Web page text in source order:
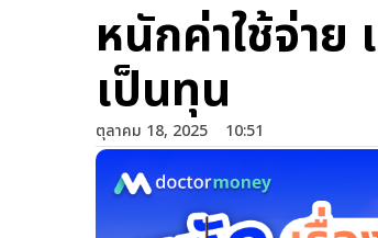
หนักค่าใช้จ่าย
เป็นทุน
ตุลาคม 18, 2025 10:51